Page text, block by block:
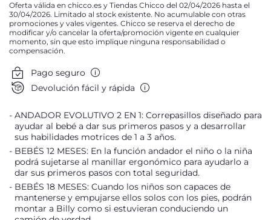
Oferta válida en chicco.es y Tiendas Chicco del 02/04/2026 hasta el
30/04/2026. Limitado al stock existente. No acumulable con otras
promociones y vales vigentes. Chicco se reserva el derecho de
modificar y/o cancelar la oferta/promoción vigente en cualquier
momento, sin que esto implique ninguna responsabilidad o
compensación.
Pago seguro
Devolución fácil y rápida
ANDADOR EVOLUTIVO 2 EN 1: Correpasillos diseñado para
ayudar al bebé a dar sus primeros pasos y a desarrollar
sus habilidades motrices de 1 a 3 años.
BEBÉS 12 MESES: En la función andador el niño o la niña
podrá sujetarse al manillar ergonómico para ayudarlo a
dar sus primeros pasos con total seguridad.
BEBÉS 18 MESES: Cuando los niños son capaces de
mantenerse y empujarse ellos solos con los pies, podrán
montar a Billy como si estuvieran conduciendo un